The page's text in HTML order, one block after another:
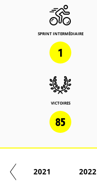
SPRINT INTERMÉDIAIRE
1
VICTOIRES
85
2021 2022